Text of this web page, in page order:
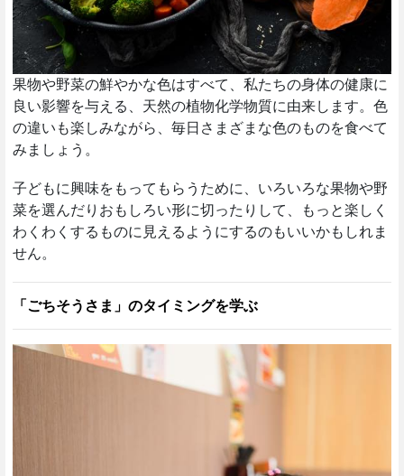
果物や野菜の鮮やかな色はすべて、私たちの身体の健康に
良い影響を与える、天然の植物化学物質に由来します。色
の違いも楽しみながら、毎日さまざまな色のものを食べて
みましょう。
子どもに興味をもってもらうために、いろいろな果物や野
菜を選んだりおもしろい形に切ったりして、もっと楽しく
わくわくするものに見えるようにするのもいいかもしれま
せん。
「ごちそうさま」のタイミングを学ぶ